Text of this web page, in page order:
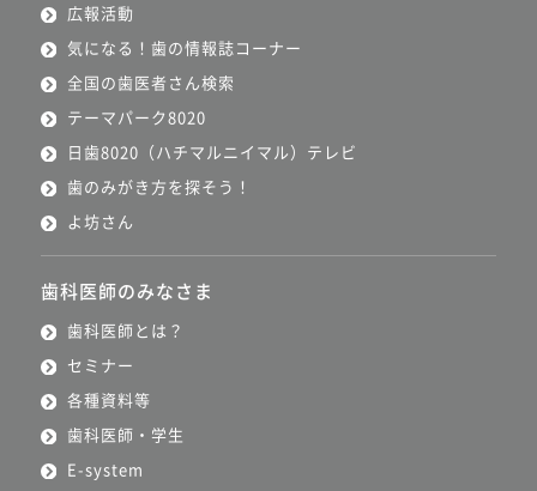
広報活動
気になる！歯の情報誌コーナー
全国の歯医者さん検索
テーマパーク8020
日歯8020（ハチマルニイマル）テレビ
歯のみがき方を探そう！
よ坊さん
歯科医師のみなさま
歯科医師とは？
セミナー
各種資料等
歯科医師・学生
E-system